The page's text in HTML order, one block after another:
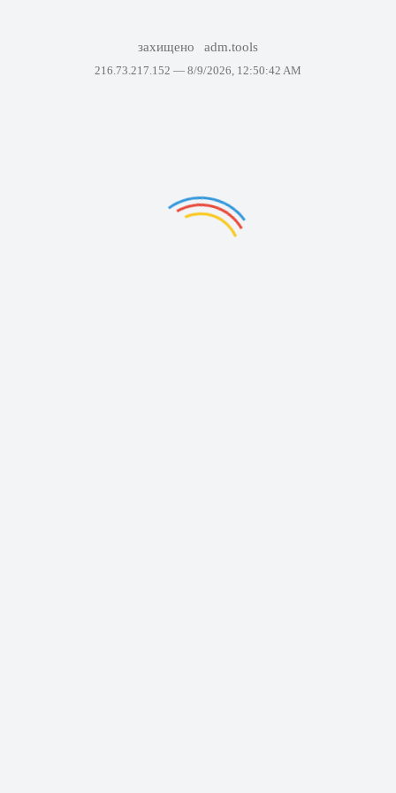
захищено adm.tools
216.73.217.152 — 8/9/2026, 12:50:42 AM